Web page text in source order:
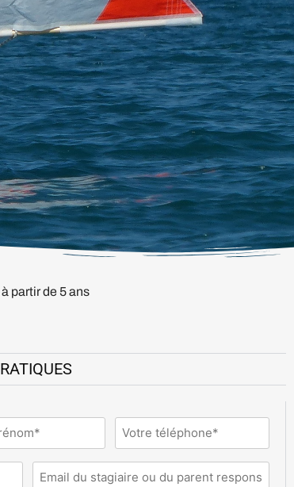
partir de 5 ans
(Nécessaire) Téléphone (Nécessaire)
Email (Nécessaire)